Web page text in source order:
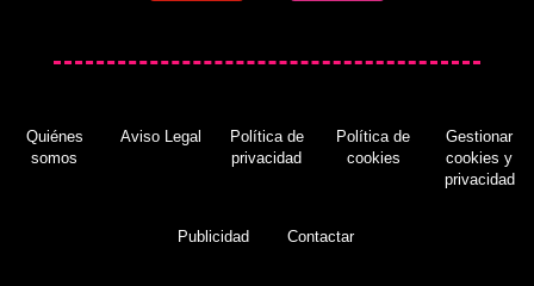
Quiénes
somos
Aviso Legal
Política de
privacidad
Política de
cookies
Gestionar
cookies y
privacidad
Publicidad Contactar